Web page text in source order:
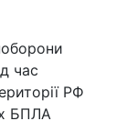
час
РФ
БПЛА